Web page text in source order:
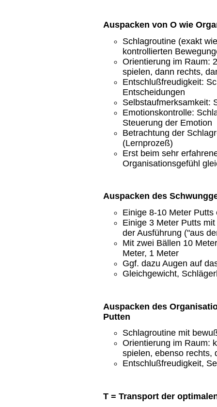
Auspacken von O wie
Schlagroutine (exakt
kontrollierten
Orientierung im Raum:
spielen, dann rechts,
Entschlußfreudigkeit:
Entscheidungen
Selbstaufmerksamkeit:
Emotionskontrolle:
Steuerung der Emotion
Betrachtung der
(Lernprozeß)
Erst beim sehr
Organisationsgefühl
Auspacken des
Einige 8-10 Meter
Einige 3 Meter Putts
der Ausführung ("aus
Mit zwei Bällen 10
Meter, 1 Meter
Ggf. dazu Augen auf
Gleichgewicht,
Auspacken des
Putten
Schlagroutine mit
Orientierung im Raum:
spielen, ebenso rechts,
Entschlußfreudigkeit,
T = Transport der